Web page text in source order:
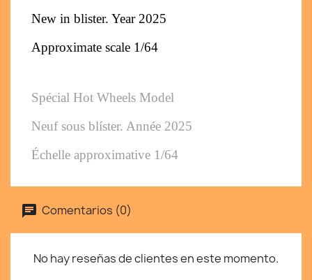
New in blister. Year 2025
Approximate scale 1/64
Spécial Hot Wheels Model
Neuf sous blíster. Année 2025
Échelle approximative 1/64
Comentarios (0)
No hay reseñas de clientes en este momento.